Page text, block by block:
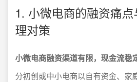
1. 小微电商的融资痛
理对策
小微电商融资渠道有限，现金流稳
分初创或中小电商以自有资金、家